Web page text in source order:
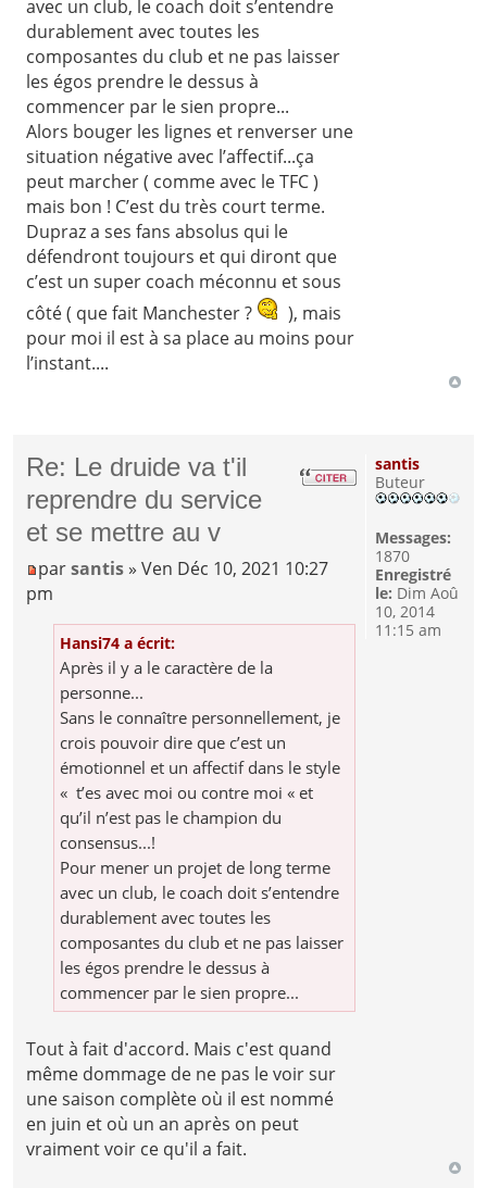
avec un club, le coach doit s’entendre
durablement avec toutes les
composantes du club et ne pas laisser
les égos prendre le dessus à
commencer par le sien propre...
Alors bouger les lignes et renverser une
situation négative avec l’affectif...ça
peut marcher ( comme avec le TFC )
mais bon ! C’est du très court terme.
Dupraz a ses fans absolus qui le
défendront toujours et qui diront que
c’est un super coach méconnu et sous
côté ( que fait Manchester ?
), mais
pour moi il est à sa place au moins pour
l’instant....
Re: Le druide va t'il
reprendre du service
et se mettre au v
parsantis » Ven Déc 10, 2021 10:27
pm
Hansi74 a écrit:
Après il y a le caractère de la
personne...
Sans le connaître personnellement, je
crois pouvoir dire que c’est un
émotionnel et un affectif dans le style
« t’es avec moi ou contre moi « et
qu’il n’est pas le champion du
consensus...!
Pour mener un projet de long terme
avec un club, le coach doit s’entendre
durablement avec toutes les
composantes du club et ne pas laisser
les égos prendre le dessus à
commencer par le sien propre...
Tout à fait d'accord. Mais c'est quand
même dommage de ne pas le voir sur
une saison complète où il est nommé
en juin et où un an après on peut
vraiment voir ce qu'il a fait.
santis
Buteur
Messages:
1870
Enregistré
le: Dim Aoû
10, 2014
11:15 am